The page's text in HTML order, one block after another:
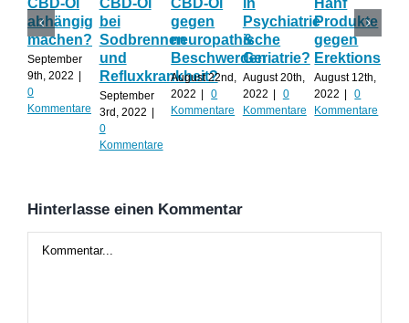
CBD-Öl
abhängig
machen?
September
9th, 2022
0
Kommentare
CBD-Öl
bei
Sodbrennen
und
Refluxkrankheit?
September
3rd, 2022
0
Kommentare
CBD-Öl
gegen
neuropathische
Beschwerden
August 22nd,
2022
0
Kommentare
in
Psychiatrie
&
Geriatrie?
August 20th,
2022
0
Kommentare
Hanf
Produkte
gegen
August 12th,
2022
0
Kommentare
Hinterlasse einen Kommentar